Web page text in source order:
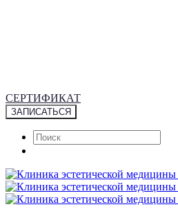
СЕРТИФИКАТ
ЗАПИСАТЬСЯ